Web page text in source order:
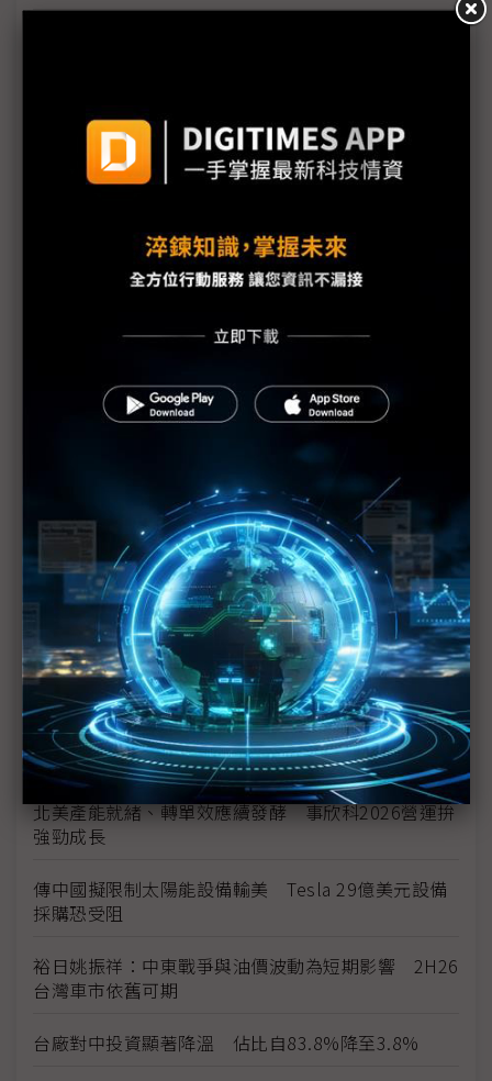
台廠踴躍發放股利並調高薪資 人均GDP上看4.4萬美
川普點評關稅退稅：不申請才是聰明舉動
美國非法關稅退款作業費時 蘋果預計3Q26才能領回
日產新款EV馬達重稀土用量減9成 大幅降低中國供
加速製造業回流 美國研議收緊汽車進口規則
美國海關將啟動退稅 陷酷寒邊界車業迎來小額續命
錢
全球需求放緩結構未變 高油價恐難持續
太陽誘電MLCC喊漲 村田成關鍵風向球、三星電機
伺機而動
Stellantis考慮重啟與東風汽車合作 在中國、歐洲共
同造車
北美產能就緒、轉單效應續發酵 事欣科2026營運拚
強勁成長
傳中國擬限制太陽能設備輸美 Tesla 29億美元設備
採購恐受阻
裕日姚振祥：中東戰爭與油價波動為短期影響 2H26
台灣車市依舊可期
台廠對中投資顯著降溫 佔比自83.8%降至3.8%